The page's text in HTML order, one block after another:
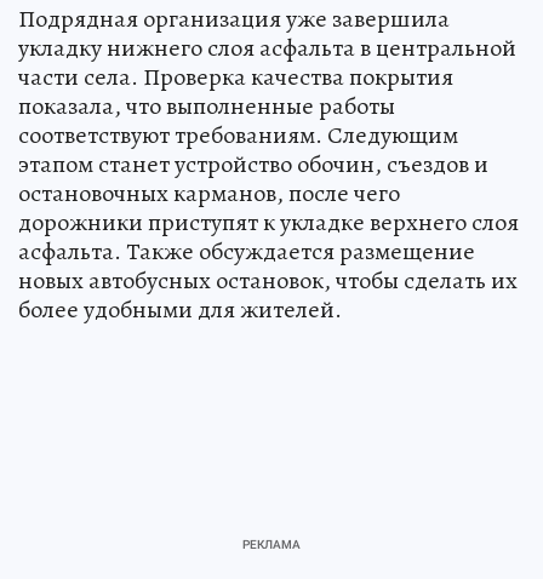
Подрядная организация уже завершила
укладку нижнего слоя асфальта в центральной
части села. Проверка качества покрытия
показала, что выполненные работы
соответствуют требованиям. Следующим
этапом станет устройство обочин, съездов и
остановочных карманов, после чего
дорожники приступят к укладке верхнего слоя
асфальта. Также обсуждается размещение
новых автобусных остановок, чтобы сделать их
более удобными для жителей.